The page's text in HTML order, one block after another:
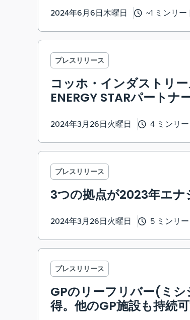
2024年6月6日木曜日 ~1 ミンリー
プレスリリース
コッホ・インダストリ
ENERGY STARパート
2024年3月26日火曜日 4 ミンリ
プレスリリース
3つの拠点が2023年エ
2024年3月26日火曜日 5 ミンリ
プレスリリース
GPのリーフリバー(ミ
得。他のGP施設も持続